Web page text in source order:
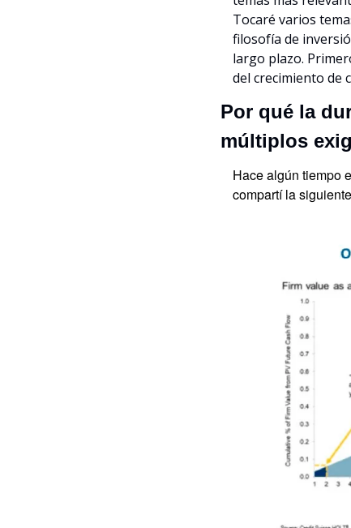
Tocaré varios
filosofía de
largo plazo.
del crecimiento de
Por qué la
múltiplos
Hace algún tiempo
compartí la